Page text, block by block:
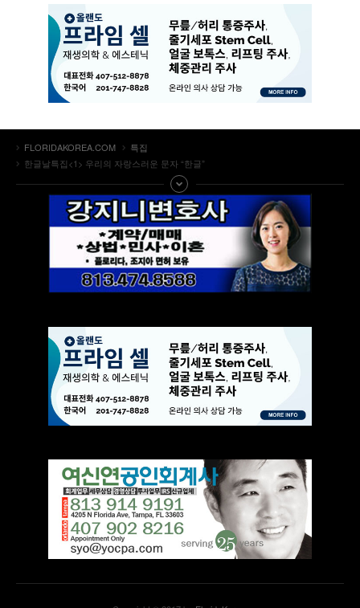
FLORIDAKOREA.COM
특집
한글날특집<1> 우리의 자랑스러운 문자 “한글”